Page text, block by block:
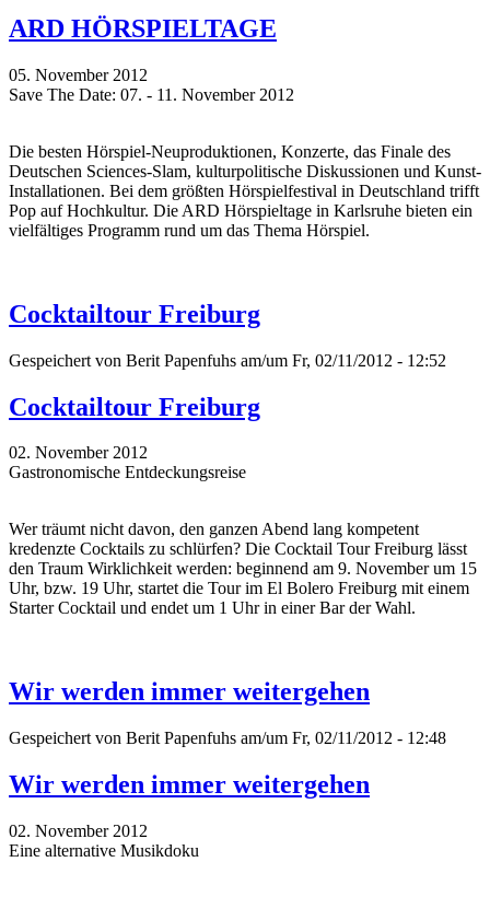
ARD HÖRSPIELTAGE
05. November 2012
Save The Date: 07. - 11. November 2012
Die besten Hörspiel-Neuproduktionen, Konzerte, das Finale des
Deutschen Sciences-Slam, kulturpolitische Diskussionen und Kunst-
Installationen. Bei dem größten Hörspielfestival in Deutschland trifft
Pop auf Hochkultur. Die ARD Hörspieltage in Karlsruhe bieten ein
vielfältiges Programm rund um das Thema Hörspiel.
Cocktailtour Freiburg
Gespeichert von Berit Papenfuhs am/um Fr, 02/11/2012 - 12:52
Cocktailtour Freiburg
02. November 2012
Gastronomische Entdeckungsreise
Wer träumt nicht davon, den ganzen Abend lang kompetent
kredenzte Cocktails zu schlürfen? Die Cocktail Tour Freiburg lässt
den Traum Wirklichkeit werden: beginnend am 9. November um 15
Uhr, bzw. 19 Uhr, startet die Tour im El Bolero Freiburg mit einem
Starter Cocktail und endet um 1 Uhr in einer Bar der Wahl.
Wir werden immer weitergehen
Gespeichert von Berit Papenfuhs am/um Fr, 02/11/2012 - 12:48
Wir werden immer weitergehen
02. November 2012
Eine alternative Musikdoku